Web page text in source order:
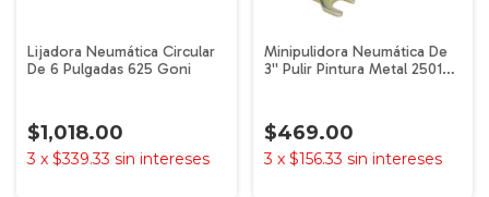
Lijadora Neumática Circular
De 6 Pulgadas 625 Goni
$1,018.00
3 x $339.33 sin intereses
Minipulidora Neumática De
3'' Pulir Pintura Metal 2501
$469.00
3 x $156.33 sin intereses